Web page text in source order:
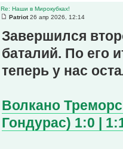
Re: Наши в Мирокубках!
Patriot26 апр 2026, 12:14
Завершился
баталий. По его
теперь у нас
Волкано
Гондурас) 1:0 |